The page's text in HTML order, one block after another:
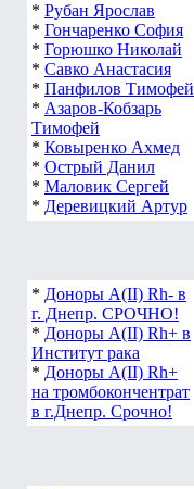
* Рубан Ярослав
* Гончаренко София
* Горюшко Николай
* Савко Анастасия
* Панфилов Тимофей
* Азаров-Кобзарь
Тимофей
* Ковыренко Ахмед
* Острый Данил
* Маловик Сергей
* Деревицкий Артур
* Доноры А(ІІ) Rh- в
г. Днепр. СРОЧНО!
* Доноры А(ІІ) Rh+ в
Институт рака
* Доноры А(ІІ) Rh+
на тромбокончентрат
в г.Днепр. Срочно!